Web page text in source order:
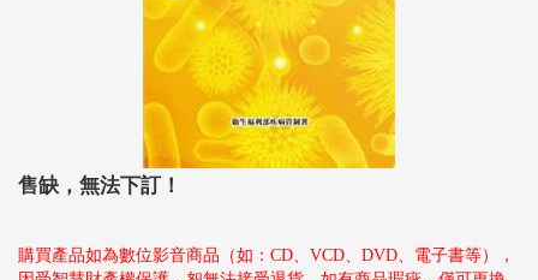
售缺，無法下訂！
購買產品如為數位影音商品（如：CD、VCD、DVD、電子書等），